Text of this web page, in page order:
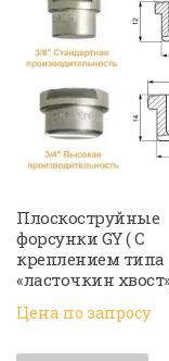
Плоскоструйные
форсунки GY ( С
креплением типа
«ласточкин
Цена по запросу